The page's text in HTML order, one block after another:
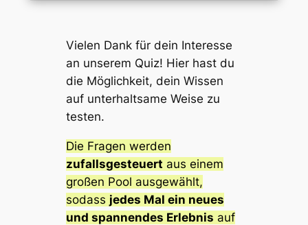
Vielen Dank für dein Interesse
an unserem Quiz! Hier hast du
die Möglichkeit, dein Wissen
auf unterhaltsame Weise zu
testen.
Die Fragen werden
zufallsgesteuert aus einem
großen Pool ausgewählt,
sodass jedes Mal ein neues
und spannendes Erlebnis auf